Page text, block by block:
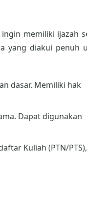
memiliki ijazah
yang diakui penuh
dasar. Memiliki hak
Dapat digunakan
Kuliah (PTN/PTS),